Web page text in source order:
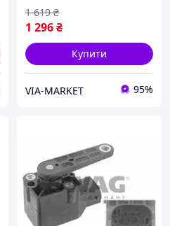
1 296₴
1 619 ₴
Купити
VIA-MARKET 95%